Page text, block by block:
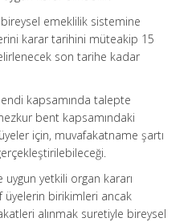
emeklilik sistemine
karar tarihini müteakip 15
son tarihe kadar
kapsamında talepte
bent kapsamındaki
için, muvafakatname şartı
uygun yetkili organ kararı
üyelerin birikimleri ancak
alınmak suretiyle bireysel